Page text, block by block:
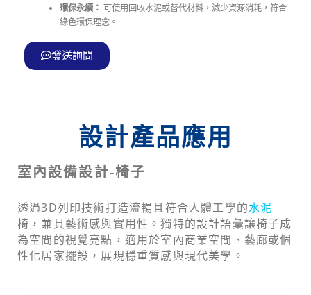
環保永續： 可使用回收水泥或替代材料，減少資源消耗，符合
綠色環保理念。
發送詢問
設計產品應用
室內設備設計-椅子
透過3D列印技術打造流暢且符合人體工學的水泥
椅，兼具藝術感與實用性。獨特的設計語彙讓椅子成
為空間的視覺亮點，適用於室內商業空間、藝廊或個
性化居家擺設，展現穩重質感與現代美學。